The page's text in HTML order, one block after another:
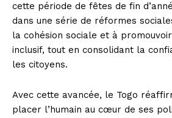
cette période de fêtes de fin
dans une série de réformes
la cohésion sociale et à
inclusif, tout en consolidant la
les citoyens.
Avec cette avancée, le Togo
placer l’humain au cœur de ses